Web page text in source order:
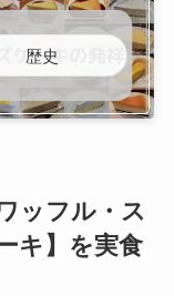
歴史
ッフル・ス
キ】を実食